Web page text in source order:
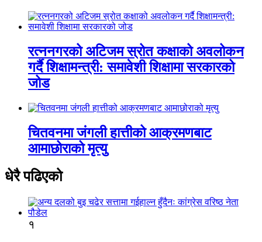
रत्ननगरको अटिजम स्रोत कक्षाको अवलोकन
गर्दै शिक्षामन्त्री: समावेशी शिक्षामा सरकारको
जोड
चितवनमा जंगली हात्तीको आक्रमणबाट
आमाछोराको मृत्यु
धेरै पढिएको
१